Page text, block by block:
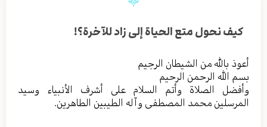
كيف نحول متع الحياة إلى زاد للآخرة؟!
أعوذ بالله من الشيطان الرجيم
بسم الله الرحمن الرحيم
وأفضل الصلاة وأتم السلام على أشرف الأنبياء وسيد
المرسلين محمد المصطفى وآله الطيبين الطاهرين.